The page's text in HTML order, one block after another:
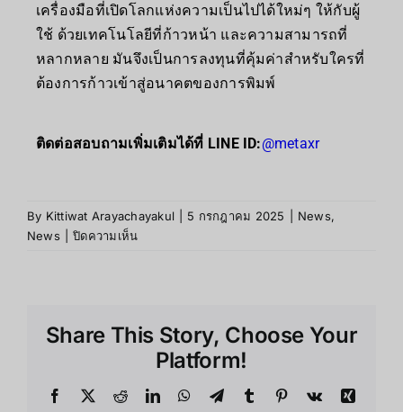
เครื่องมือที่เปิดโลกแห่งความเป็นไปได้ใหม่ๆ ให้กับผู้
ใช้ ด้วยเทคโนโลยีที่ก้าวหน้า และความสามารถที่
หลากหลาย มันจึงเป็นการลงทุนที่คุ้มค่าสำหรับใครที่
ต้องการก้าวเข้าสู่อนาคตของการพิมพ์
ติดต่อสอบถามเพิ่มเติมได้ที่ LINE ID:@metaxr
By Kittiwat Arayachayakul 5 กรกฎาคม 2025 News,
News
ปิดความเห็น
Share This Story, Choose Your
Platform!